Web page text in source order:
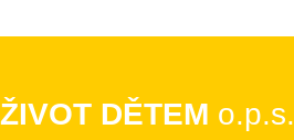
ŽIVOT DĚTEM o.p.s.